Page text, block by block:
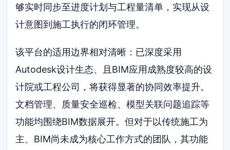
够实时同步至进度计划与工程量清单，实现从设
计意图到施工执行的闭环管理。
该平台的适用边界相对清晰：已深度采用
Autodesk设计生态、且BIM应用成熟度较高的设
计院或工程公司，将获得显著的协同效率提升。
文档管理、质量安全巡检、模型关联问题追踪等
功能均围绕BIM数据展开。但对于以传统施工为
主、BIM尚未成为核心工作方式的团队，其功能